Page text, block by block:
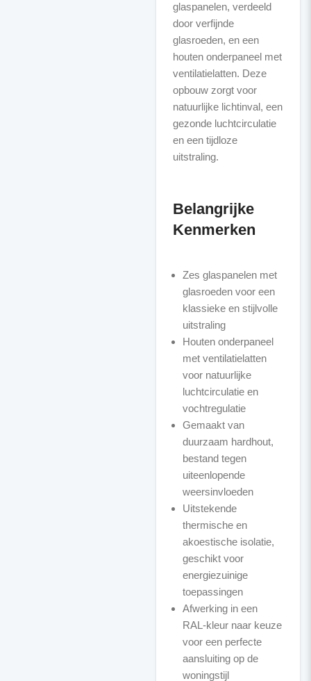
glaspanelen, verdeeld
door verfijnde
glasroeden, en een
houten onderpaneel met
ventilatielatten. Deze
opbouw zorgt voor
natuurlijke lichtinval, een
gezonde luchtcirculatie
en een tijdloze
uitstraling.
Belangrijke
Kenmerken
Zes glaspanelen met
glasroeden voor een
klassieke en stijlvolle
uitstraling
Houten onderpaneel
met ventilatielatten
voor natuurlijke
luchtcirculatie en
vochtregulatie
Gemaakt van
duurzaam hardhout,
bestand tegen
uiteenlopende
weersinvloeden
Uitstekende
thermische en
akoestische isolatie,
geschikt voor
energiezuinige
toepassingen
Afwerking in een
RAL-kleur naar keuze
voor een perfecte
aansluiting op de
woningstijl